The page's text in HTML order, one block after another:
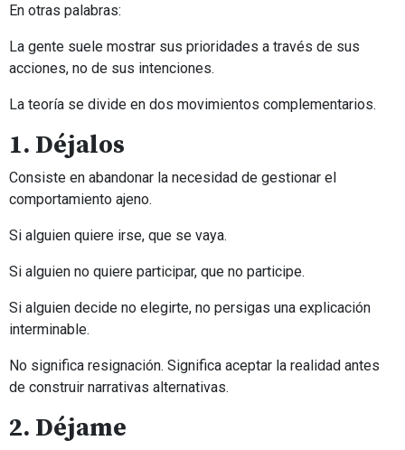
En otras palabras:
La gente suele mostrar sus prioridades a través de sus
acciones, no de sus intenciones.
La teoría se divide en dos movimientos complementarios.
1. Déjalos
Consiste en abandonar la necesidad de gestionar el
comportamiento ajeno.
Si alguien quiere irse, que se vaya.
Si alguien no quiere participar, que no participe.
Si alguien decide no elegirte, no persigas una explicación
interminable.
No significa resignación. Significa aceptar la realidad antes
de construir narrativas alternativas.
2. Déjame